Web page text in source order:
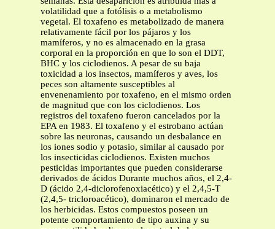
volatilidad que a fotólisis o a metabolismo
vegetal. El toxafeno es metabolizado de manera
relativamente fácil por los pájaros y los
mamíferos, y no es almacenado en la grasa
corporal en la proporción en que lo son el DDT,
BHC y los ciclodienos. A pesar de su baja
toxicidad a los insectos, mamíferos y aves, los
peces son altamente susceptibles al
envenenamiento por toxafeno, en el mismo orden
de magnitud que con los ciclodienos. Los
registros del toxafeno fueron cancelados por la
EPA en 1983. El toxafeno y el estrobano actúan
sobre las neuronas, causando un desbalance en
los iones sodio y potasio, similar al causado por
los insecticidas ciclodienos. Existen muchos
pesticidas importantes que pueden considerarse
derivados de ácidos Durante muchos años, el 2,4-
D (ácido 2,4-diclorofenoxiacético) y el 2,4,5-T
(2,4,5- tricloroacético), dominaron el mercado de
los herbicidas. Estos compuestos poseen un
potente comportamiento de tipo auxina y su